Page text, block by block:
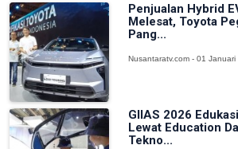
Penjualan Hybrid
Melesat, Toyota
Pang...
Nusantaratv.com - 01 Januari
GIIAS 2026
Lewat Education
Tekno...